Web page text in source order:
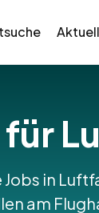
Aktuell
Jobs in
am